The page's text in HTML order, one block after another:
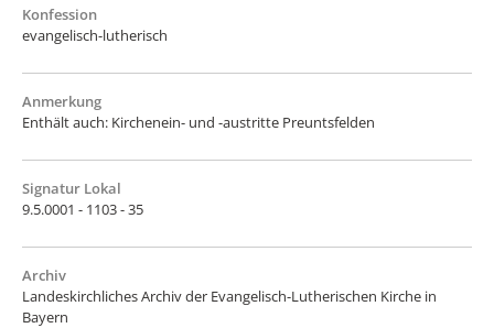
Konfession
evangelisch-lutherisch
Anmerkung
Enthält auch: Kirchenein- und -austritte Preuntsfelden
Signatur Lokal
9.5.0001 - 1103 - 35
Archiv
Landeskirchliches Archiv der Evangelisch-Lutherischen Kirche in
Bayern